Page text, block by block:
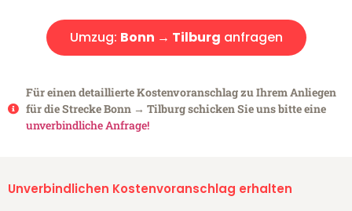
Umzug: Bonn → Tilburg anfragen
Für einen detaillierte Kostenvoranschlag zu Ihrem Anliegen
für die Strecke Bonn → Tilburg schicken Sie uns bitte eine
unverbindliche Anfrage!
Unverbindlichen Kostenvoranschlag erhalten